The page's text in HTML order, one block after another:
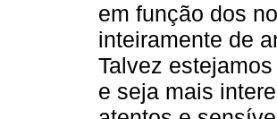
em função dos
inteiramente de
Talvez
e seja mais